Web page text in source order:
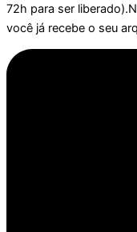
72h para ser
você já recebe o seu